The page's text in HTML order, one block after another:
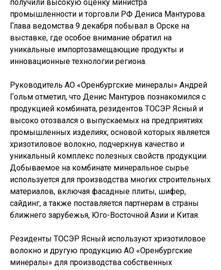
получили высокую оценку министра
промышленности и торговли РФ Дениса Мантурова.
Глава ведомства 9 декабря побывал в Орске на
выставке, где особое внимание обратил на
уникальные импортозамещающие продукты и
инновационные технологии региона.
Руководитель АО «Оренбургские минералы» Андрей
Гольм отметил, что Денис Мантуров познакомился с
продукцией комбината, резидентов ТОСЭР Ясный и
высоко отозвался о выпускаемых на предприятиях
промышленных изделиях, основой которых является
хризотиловое волокно, подчеркнув качество и
уникальный комплекс полезных свойств продукции.
Добываемое на комбинате минеральное сырье
используется для производства многих строительных
материалов, включая фасадные плиты, шифер,
сайдинг, а также поставляется партнерам в страны
ближнего зарубежья, Юго-Восточной Азии и Китая.
Резиденты ТОСЭР Ясный используют хризотиловое
волокно и другую продукцию АО «Оренбургские
минералы» для производства собственных